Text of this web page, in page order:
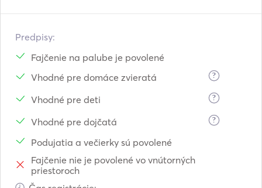
Predpisy:
Fajčenie na palube je povolené
Vhodné pre domáce zvieratá
?
Vhodné pre deti ?
Vhodné pre dojčatá ?
Podujatia a večierky sú povolené
Fajčenie nie je povolené vo vnútorných
priestoroch